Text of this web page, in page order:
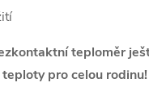
teploměr
pro celou rodinu!